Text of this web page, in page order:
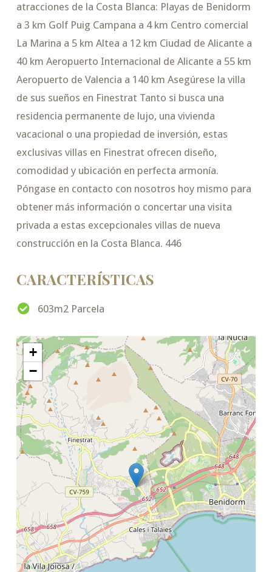
atracciones de la Costa Blanca: Playas de Benidorm
a 3 km Golf Puig Campana a 4 km Centro comercial
La Marina a 5 km Altea a 12 km Ciudad de Alicante a
40 km Aeropuerto Internacional de Alicante a 55 km
Aeropuerto de Valencia a 140 km Asegúrese la villa
de sus sueños en Finestrat Tanto si busca una
residencia permanente de lujo, una vivienda
vacacional o una propiedad de inversión, estas
exclusivas villas en Finestrat ofrecen diseño,
comodidad y ubicación en perfecta armonía.
Póngase en contacto con nosotros hoy mismo para
obtener más información o concertar una visita
privada a estas excepcionales villas de nueva
construcción en la Costa Blanca. 446
CARACTERÍSTICAS
603m2 Parcela
+
−